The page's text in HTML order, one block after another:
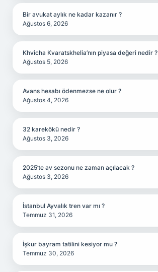
Bir avukat aylık ne kadar kazanır ?
Ağustos 6, 2026
Khvicha Kvaratskhelia’nın piyasa değeri nedir ?
Ağustos 5, 2026
Avans hesabı ödenmezse ne olur ?
Ağustos 4, 2026
32 karekökü nedir ?
Ağustos 3, 2026
2025’te av sezonu ne zaman açılacak ?
Ağustos 3, 2026
İstanbul Ayvalık tren var mı ?
Temmuz 31, 2026
İşkur bayram tatilini kesiyor mu ?
Temmuz 30, 2026